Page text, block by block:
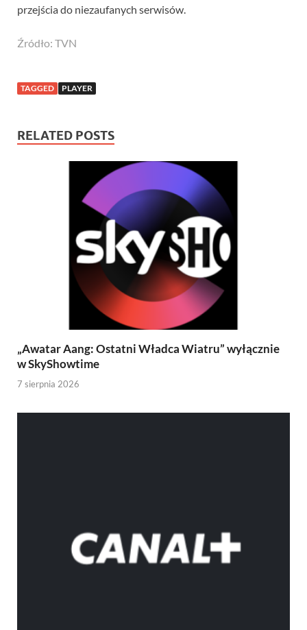
przejścia do niezaufanych serwisów.
Źródło: TVN
TAGGED PLAYER
RELATED POSTS
„Awatar Aang: Ostatni Władca Wiatru” wyłącznie
w SkyShowtime
7 sierpnia 2026